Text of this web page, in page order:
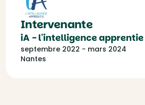
Intervenante
iA - l'intelligence apprentie
septembre 2022 - mars 2024
Nantes